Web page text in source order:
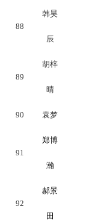
88
韩昊
辰
89
胡梓
晴
90 袁梦
91
郑博
瀚
92
郝景
田